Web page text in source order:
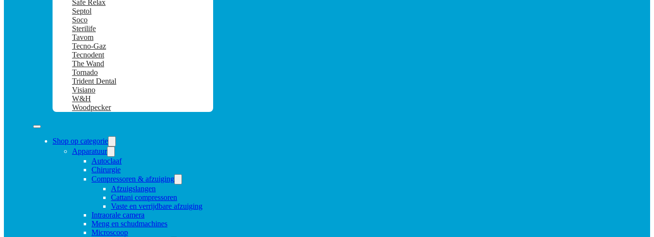
Safe Relax
Septol
Soco
Sterilife
Tavom
Tecno-Gaz
Tecnodent
The Wand
Tornado
Trident Dental
Visiano
W&H
Woodpecker
Shop op categorie
Apparatuur
Autoclaaf
Chirurgie
Compressoren & afzuiging
Afzuigslangen
Cattani compressoren
Vaste en verrijdbare afzuiging
Intraorale camera
Meng en schudmachines
Microscoop